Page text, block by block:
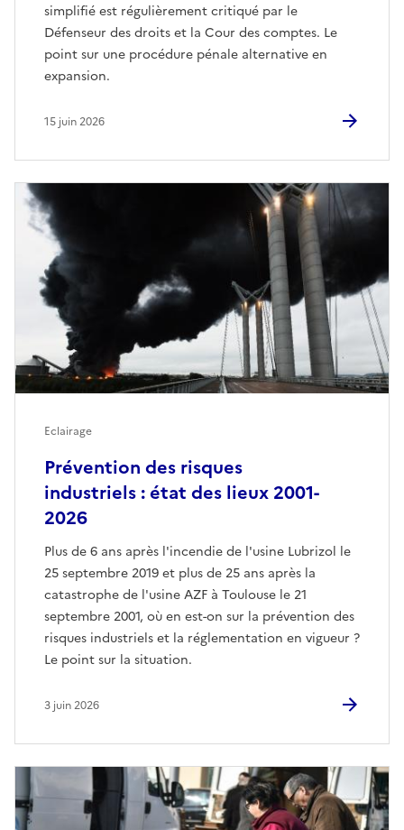
simplifié est régulièrement critiqué par le
Défenseur des droits et la Cour des comptes. Le
point sur une procédure pénale alternative en
expansion.
15 juin 2026
Prévention des risques
industriels : état des lieux 2001-
2026
Plus de 6 ans après l'incendie de l'usine Lubrizol le
25 septembre 2019 et plus de 25 ans après la
catastrophe de l'usine AZF à Toulouse le 21
septembre 2001, où en est-on sur la prévention des
risques industriels et la réglementation en vigueur ?
Le point sur la situation.
Eclairage
3 juin 2026